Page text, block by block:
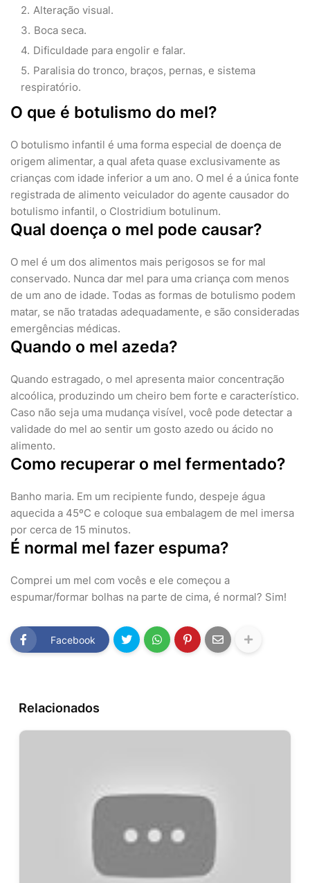
Alteração visual.
Boca seca.
Dificuldade para engolir e falar.
Paralisia do tronco, braços, pernas, e sistema
respiratório.
O que é botulismo do mel?
O botulismo infantil é uma forma especial de doença de
origem alimentar, a qual afeta quase exclusivamente as
crianças com idade inferior a um ano. O mel é a única fonte
registrada de alimento veiculador do agente causador do
botulismo infantil, o Clostridium botulinum.
Qual doença o mel pode causar?
O mel é um dos alimentos mais perigosos se for mal
conservado. Nunca dar mel para uma criança com menos
de um ano de idade. Todas as formas de botulismo podem
matar, se não tratadas adequadamente, e são consideradas
emergências médicas.
Quando o mel azeda?
Quando estragado, o mel apresenta maior concentração
alcoólica, produzindo um cheiro bem forte e característico.
Caso não seja uma mudança visível, você pode detectar a
validade do mel ao sentir um gosto azedo ou ácido no
alimento.
Como recuperar o mel fermentado?
Banho maria. Em um recipiente fundo, despeje água
aquecida a 45ºC e coloque sua embalagem de mel imersa
por cerca de 15 minutos.
É normal mel fazer espuma?
Comprei um mel com vocês e ele começou a
espumar/formar bolhas na parte de cima, é normal? Sim!
Facebook
Relacionados